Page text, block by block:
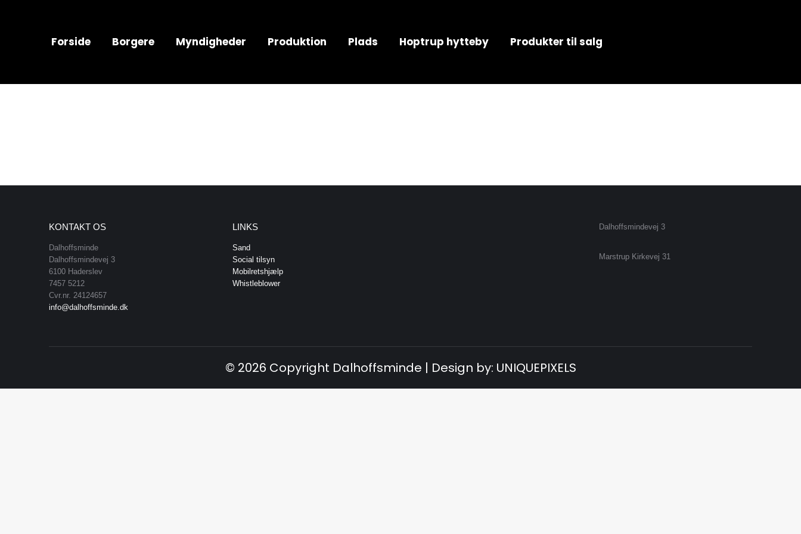
Forside Borgere Myndigheder Produktion Plads Hoptrup hytteby Produkter til salg
KONTAKT OS
Dalhoffsminde
Dalhoffsmindevej 3
6100 Haderslev
7457 5212
Cvr.nr. 24124657
info@dalhoffsminde.dk
LINKS
Sand
Social tilsyn
Mobilretshjælp
Whistleblower
Dalhoffsmindevej 3
Marstrup Kirkevej 31
© 2026 Copyright Dalhoffsminde | Design by: UNIQUEPIXELS